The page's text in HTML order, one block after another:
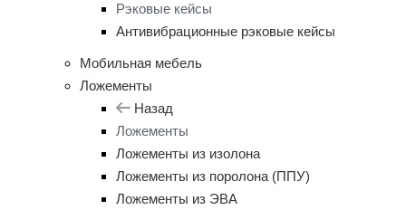
Рэковые кейсы
Антивибрационные рэковые кейсы
Мобильная мебель
Ложементы
Назад
Ложементы
Ложементы из изолона
Ложементы из поролона (ППУ)
Ложементы из ЭВА